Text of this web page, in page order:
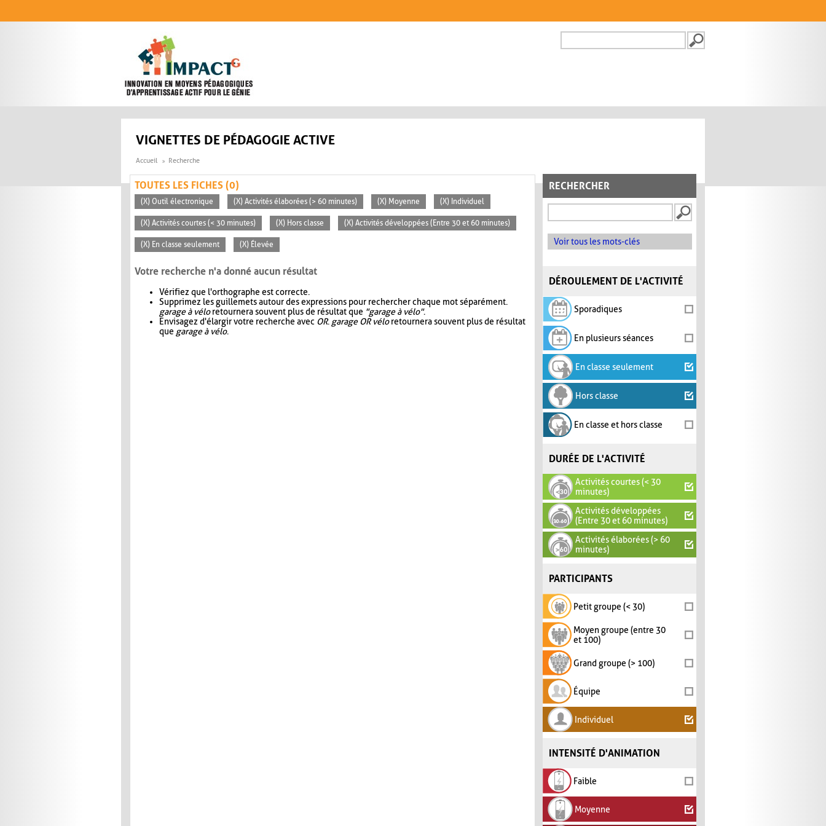
FORMULAIRE DE
VIGNETTES DE PÉDAGOGIE ACTIVE
Accueil Recherche
RECHERCHER
Voir tous les mots-clés
DÉROULEMENT DE L'ACTIVITÉ
Sporadiques
En plusieurs séances
En classe seulement
Hors classe
En classe et hors classe
DURÉE DE L'ACTIVITÉ
Activités courtes (< 30
minutes)
Activités développées
(Entre 30 et 60 minutes)
Activités élaborées (> 60
minutes)
PARTICIPANTS
Petit groupe (< 30)
Moyen groupe (entre 30
et 100)
Grand groupe (> 100)
Équipe
Individuel
INTENSITÉ D'ANIMATION
Faible
Moyenne
TOUTES LES FICHES (0)
(X) Outil électronique (X) Activités élaborées (> 60 minutes) (X) Moyenne (X) Individuel
(X) Activités courtes (< 30 minutes) (X) Hors classe (X) Activités développées (Entre 30 et 60 minutes)
(X) En classe seulement (X) Élevée
Votre recherche n'a donné aucun résultat
Vérifiez que l'orthographe est correcte.
Supprimez les guillemets autour des expressions pour rechercher chaque mot séparément.
garage à véloretournera souvent plus de résultat que "garage à vélo".
Envisagez d'élargir votre recherche avec OR. garage OR véloretournera souvent plus de résultat
que garage à vélo.